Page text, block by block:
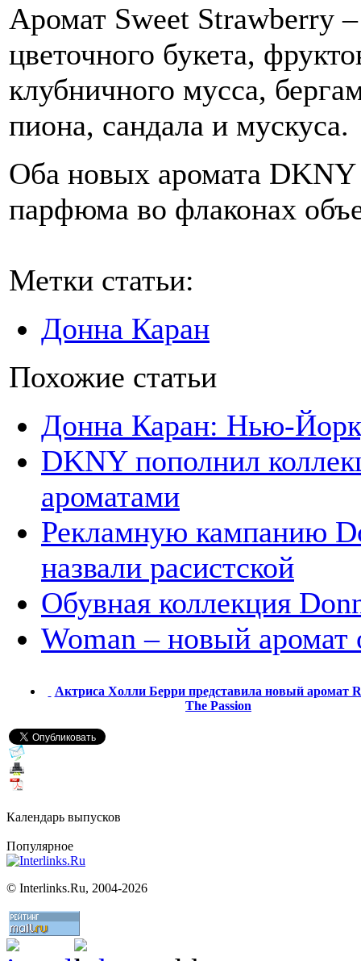
Аромат Sweet Strawberry
цветочного букета,
клубничного мусса,
пиона, сандала и мускуса.
Оба новых аромата
парфюма во флаконах
Метки статьи:
Донна Каран
Похожие статьи
Донна Каран: Нью-
DKNY пополнил
ароматами
Рекламную кампанию
назвали расистской
Обувная коллекция
Woman – новый аромат
Актриса Холли Берри представила новый аромат
The Passion
Календарь выпусков
Популярное
© Interlinks.Ru, 2004-2026